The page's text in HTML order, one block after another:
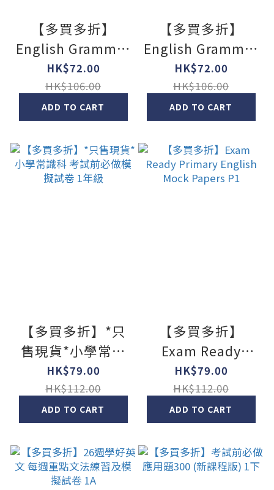
【多買多折】
English Grammar
Practice & Quiz
1000 1B
HK$72.00
HK$106.00
ADD TO CART
【多買多折】
English Grammar
Practice & Quiz
1000 1A
HK$72.00
HK$106.00
ADD TO CART
【多買多折】*只
售現貨*小學常識
科 考試前必做模擬
試卷 1年級
HK$79.00
HK$112.00
ADD TO CART
【多買多折】
Exam Ready
Primary English
Mock Papers P1
HK$79.00
HK$112.00
ADD TO CART